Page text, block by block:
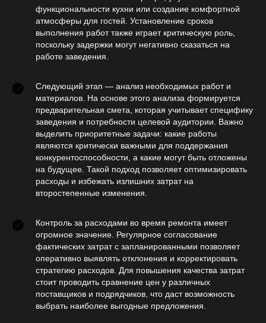
функциональности кухни или создание комфортной
атмосферы для гостей. Установление сроков
выполнения работ также играет критическую роль,
поскольку задержки могут негативно сказаться на
работе заведения.
Следующий этап — анализ необходимых работ и
материалов. На основе этого анализа формируется
предварительная смета, которая учитывает специфику
заведения и потребности целевой аудитории. Важно
выделить приоритетные задачи: какие работы
являются критически важными для поддержания
конкурентоспособности, а какие могут быть отложены
на будущее. Такой подход позволяет оптимизировать
расходы и избежать излишних затрат на
второстепенные изменения.
Контроль за расходами во время ремонта имеет
огромное значение. Регулярное согласование
фактических затрат с запланированными позволяет
оперативно выявлять отклонения и корректировать
стратегию расходов. Для повышения качества затрат
стоит проводить сравнение цен у различных
поставщиков и подрядчиков, что даст возможность
выбрать наиболее выгодные предложения.